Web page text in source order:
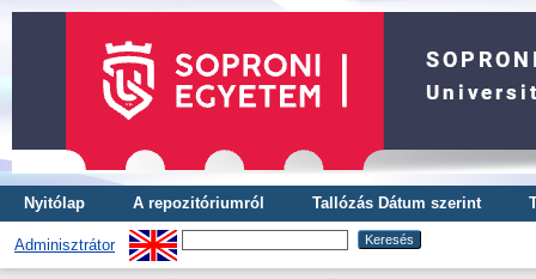
Nyitólap A repozitóriumról Tallózás Dátum szerint
Adminisztrátor